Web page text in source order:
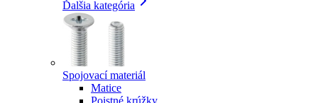
Ďalšia kategória
Spojovací materiál
Matice